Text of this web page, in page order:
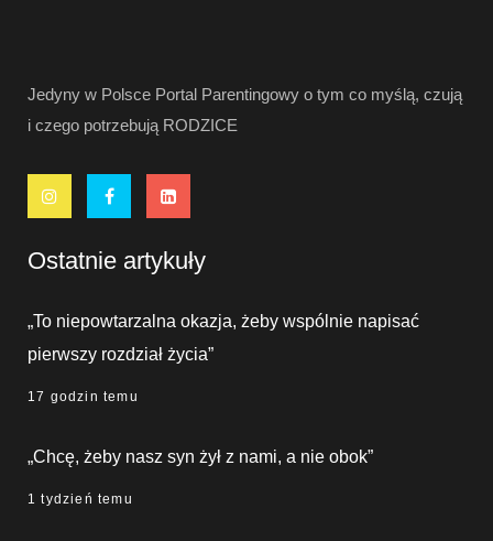
Jedyny w Polsce Portal Parentingowy o tym co myślą, czują
i czego potrzebują RODZICE
Ostatnie artykuły
„To niepowtarzalna okazja, żeby wspólnie napisać
pierwszy rozdział życia”
17 godzin temu
„Chcę, żeby nasz syn żył z nami, a nie obok”
1 tydzień temu